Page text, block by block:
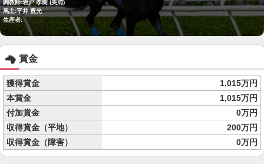
調教師:岩戸 孝樹 (美浦)
馬主:平井 豊光
生産者:
賞金
獲得賞金
1,015万円
本賞金
1,015万円
付加賞金
0万円
収得賞金（平地）
200万円
収得賞金（障害）
0万円